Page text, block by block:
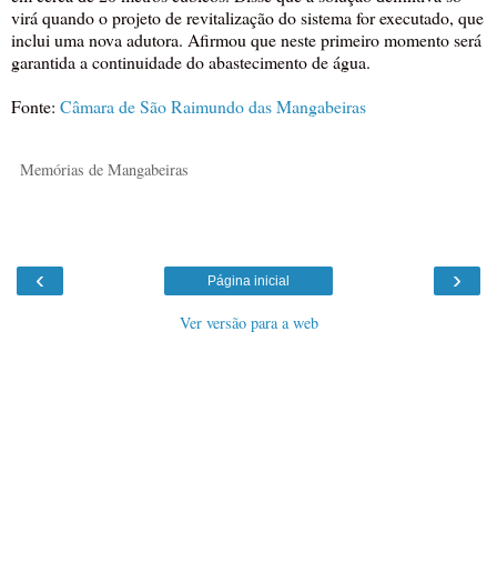
virá quando o projeto de revitalização do sistema for executado, que
inclui uma nova adutora. Afirmou que neste primeiro momento será
garantida a continuidade do abastecimento de água.
Fonte: Câmara de São Raimundo das Mangabeiras
Memórias de Mangabeiras
‹ ›
Página inicial
Ver versão para a web